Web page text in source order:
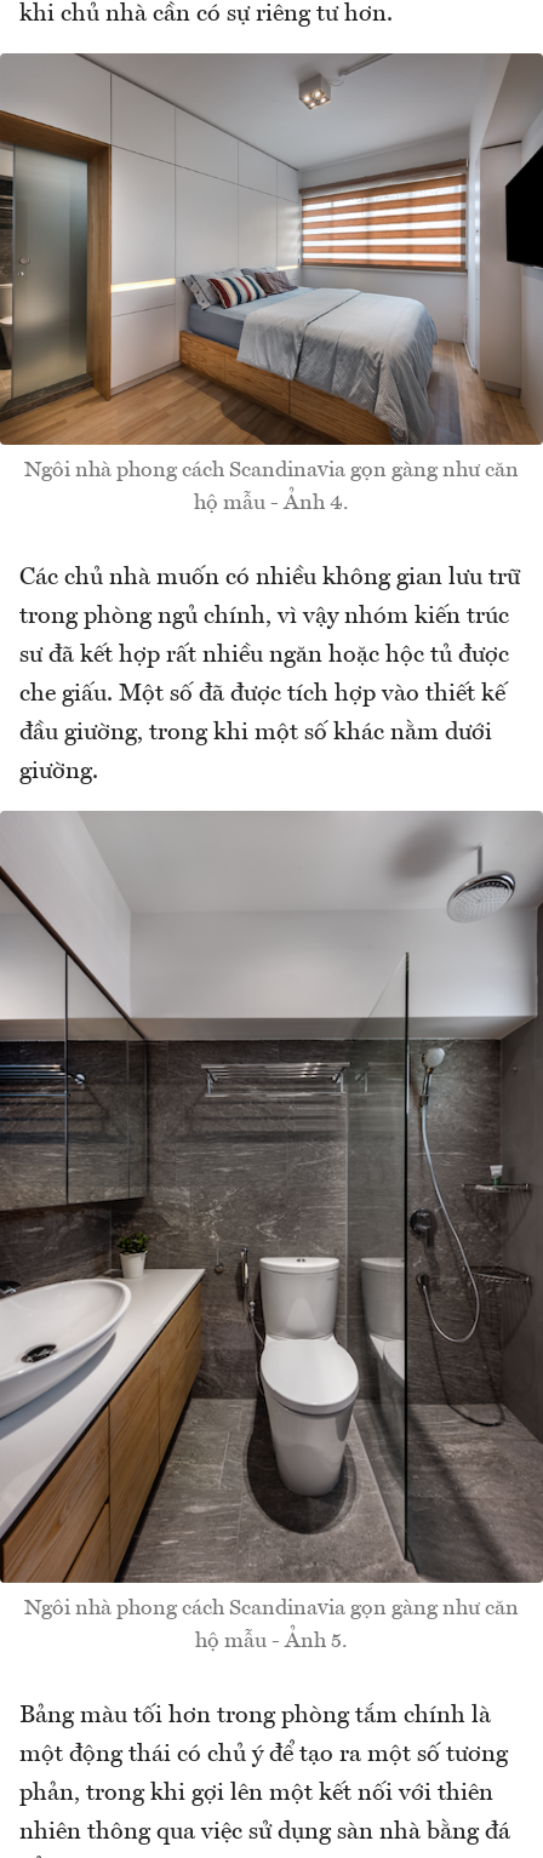
khi chủ nhà cần có sự riêng tư hơn.
Ngôi nhà phong cách Scandinavia gọn gàng như căn
hộ mẫu - Ảnh 4.
Các chủ nhà muốn có nhiều không gian lưu trữ
trong phòng ngủ chính, vì vậy nhóm kiến trúc
sư đã kết hợp rất nhiều ngăn hoặc hộc tủ được
che giấu. Một số đã được tích hợp vào thiết kế
đầu giường, trong khi một số khác nằm dưới
giường.
Ngôi nhà phong cách Scandinavia gọn gàng như căn
hộ mẫu - Ảnh 5.
Bảng màu tối hơn trong phòng tắm chính là
một động thái có chủ ý để tạo ra một số tương
phản, trong khi gợi lên một kết nối với thiên
nhiên thông qua việc sử dụng sàn nhà bằng đá